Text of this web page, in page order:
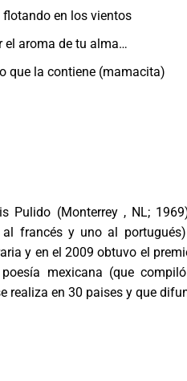
flotando en los vientos
el aroma de tu alma…
que la contiene (mamacita)
Pulido (Monterrey , NL;
al francés y uno al
y en el 2009 obtuvo el
mexicana (que
realiza en 30 paises y que